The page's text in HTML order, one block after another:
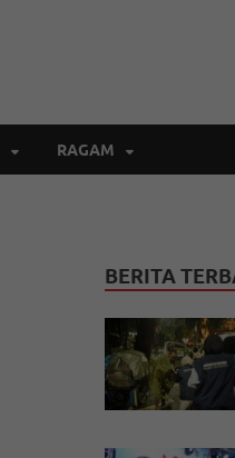
RAGAM
BERITA